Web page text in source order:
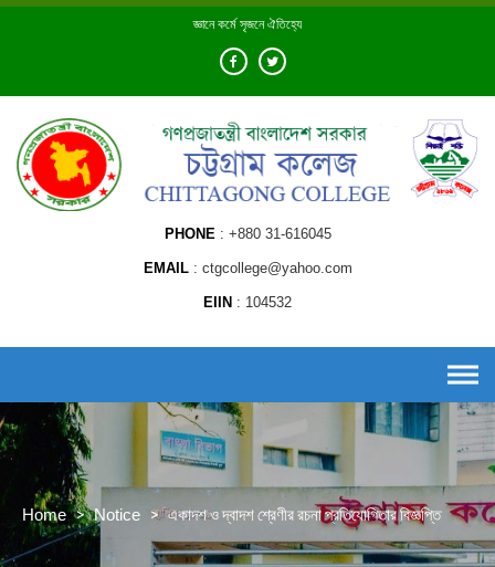
Skip
জ্ঞানে কর্মে সৃজনে ঐতিহ্যে
PHONE +880 31-616045
EMAIL ctgcollege@yahoo.com
EIIN 104532
Home > Notice > একাদশ ও দ্বাদশ শ্রেণীর রচনা প্রতিযোগিতার বিজ্ঞপ্তি